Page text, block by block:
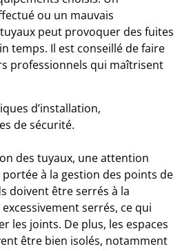
ou un mauvais
peut provoquer des fuites
temps. Il est conseillé de faire
professionnels qui maîtrisent
d’installation,
de sécurité.
des tuyaux, une attention
à la gestion des points de
doivent être serrés à la
serrés, ce qui
les joints. De plus, les espaces
être bien isolés, notamment